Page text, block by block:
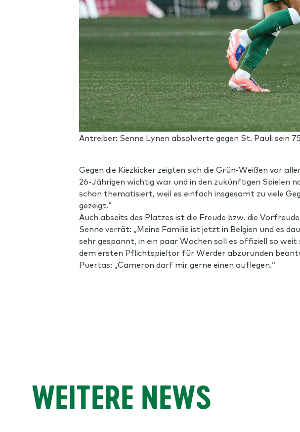
Antreiber: Senne Lynen absolvierte gegen St. Pauli sein
Gegen die Kiezkicker zeigten sich die Grün-Weißen vor
26-Jährigen wichtig war und in den zukünftigen Spielen
schon thematisiert, weil es einfach insgesamt zu viele
gezeigt.“
Auch abseits des Platzes ist die Freude bzw. die
Senne verrät: „Meine Familie ist jetzt in Belgien und es
sehr gespannt, in ein paar Wochen soll es offiziell so
dem ersten Pflichtspieltor für Werder abzurunden
Puertas: „Cameron darf mir gerne einen auflegen.“
WEITERE NEWS